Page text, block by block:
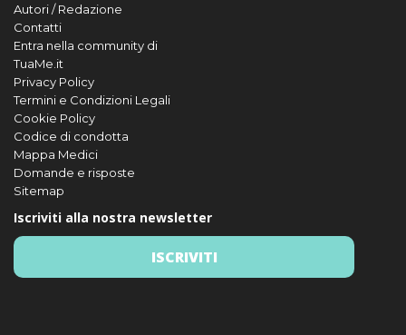
Autori / Redazione
Contatti
Entra nella community di
TuaMe.it
Privacy Policy
Termini e Condizioni Legali
Cookie Policy
Codice di condotta
Mappa Medici
Domande e risposte
Sitemap
Iscriviti alla nostra newsletter
ISCRIVITI